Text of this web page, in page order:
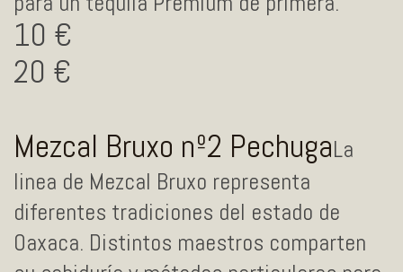
10
20
Mezcal Bruxo nº2 PechugaLa
linea de Mezcal Bruxo representa
diferentes tradiciones del estado de
Oaxaca. Distintos maestros comparten